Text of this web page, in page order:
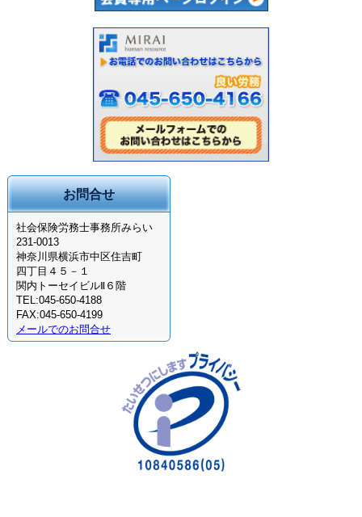
お問合せ
社会保険労務士事務所みらい
231-0013
神奈川県横浜市中区住吉町
四丁目４５－１
関内トーセイビルⅡ６階
TEL:045-650-4188
FAX:045-650-4199
メールでのお問合せ